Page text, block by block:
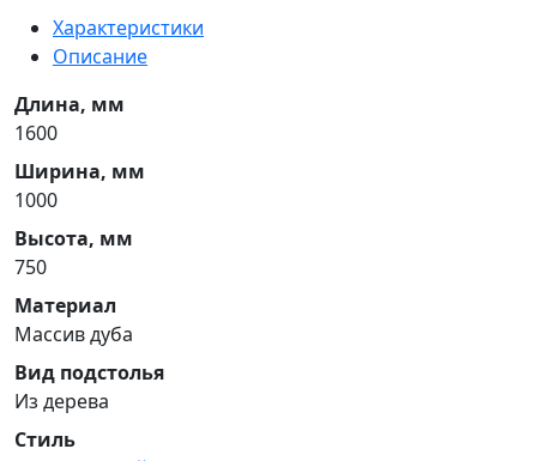
Характеристики
Описание
Длина, мм
1600
Ширина, мм
1000
Высота, мм
750
Материал
Массив дуба
Вид подстолья
Из дерева
Стиль